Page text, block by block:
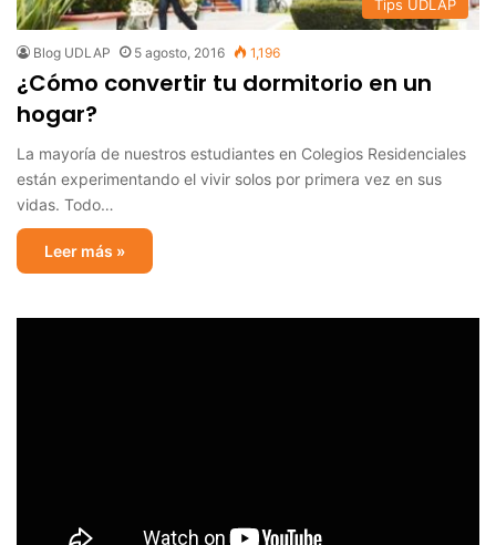
Tips UDLAP
Blog UDLAP 5 agosto, 2016 1,196
¿Cómo convertir tu dormitorio en un
hogar?
La mayoría de nuestros estudiantes en Colegios Residenciales
están experimentando el vivir solos por primera vez en sus
vidas. Todo…
Leer más »